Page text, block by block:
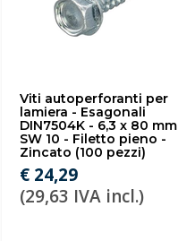
Viti autoperforanti per
lamiera - Esagonali
DIN7504K - 6,3 x 80 mm
SW 10 - Filetto pieno -
Zincato (100 pezzi)
€ 24,29
(29,63 IVA incl.)